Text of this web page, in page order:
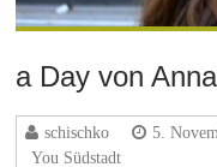
a Day von
schischko 5.
You Südstadt